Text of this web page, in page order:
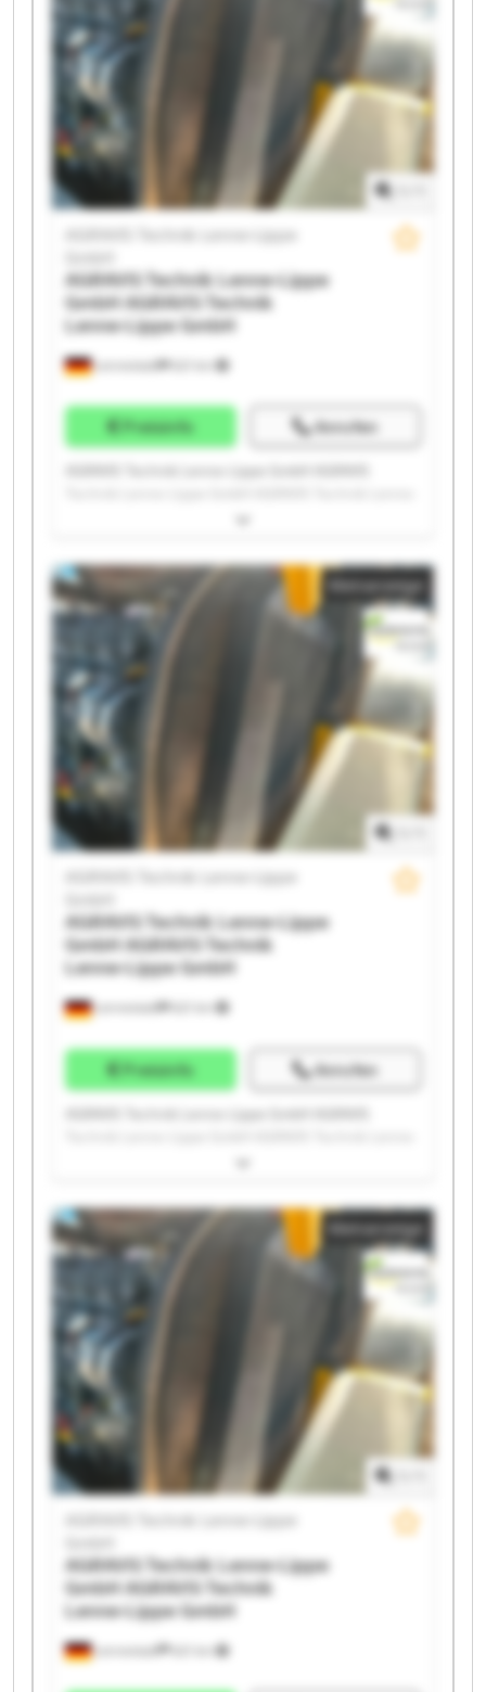
Lippe GmbH AGRAVIS Technik Lenne-Lippe GmbH
AGRAVIS Technik Lenne-Lippe GmbH AGRAVIS
Technik Lenne-Lippe GmbH AGRAVIS Technik Lenne-
Lippe GmbH AGRAVIS Technik Lenne-Lippe GmbH
AGRAVIS Technik Lenne-Lippe GmbH AGRAVIS
Technik Lenne-Lippe GmbH AGRAVIS Technik Lenne-
Lippe GmbH AGRAVIS Technik Lenne-Lippe GmbH
Lennestadt
AGRAVIS Technik Lenne-Lippe
AGRAVIS Technik Lenne-Lippe
GmbHAGRAVIS Technik
Lenne-Lippe GmbH
Preisinfo Anrufen
Lippe GmbH AGRAVIS Technik Lenne-Lippe GmbH
Technik Lenne-Lippe GmbH AGRAVIS Technik Lenne-
Lippe GmbH AGRAVIS Technik Lenne-Lippe GmbH
AGRAVIS Technik Lenne-Lippe GmbH AGRAVIS
Technik Lenne-Lippe GmbH AGRAVIS Technik Lenne-
Lippe GmbH AGRAVIS Technik Lenne-Lippe GmbH
AGRAVIS Technik Lenne-Lippe GmbH AGRAVIS
Technik Lenne-Lippe GmbH AGRAVIS Technik Lenne-
Lippe GmbH AGRAVIS Technik Lenne-Lippe GmbH
AGRAVIS Technik Lenne-Lippe GmbH AGRAVIS
Technik Lenne-Lippe GmbH AGRAVIS Technik Lenne-
Lippe GmbH AGRAVIS Technik Lenne-Lippe GmbH
Kleinanzeige
Lennestadt
AGRAVIS Technik Lenne-Lippe
AGRAVIS Technik Lenne-Lippe
GmbHAGRAVIS Technik
Lenne-Lippe GmbH
Preisinfo Anrufen
AGRAVIS Technik Lenne-Lippe GmbH AGRAVIS
Lippe GmbH AGRAVIS Technik Lenne-Lippe GmbH
Technik Lenne-Lippe GmbH AGRAVIS Technik Lenne-
Lippe GmbH AGRAVIS Technik Lenne-Lippe GmbH
AGRAVIS Technik Lenne-Lippe GmbH AGRAVIS
Technik Lenne-Lippe GmbH AGRAVIS Technik Lenne-
Lippe GmbH AGRAVIS Technik Lenne-Lippe GmbH
AGRAVIS Technik Lenne-Lippe GmbH AGRAVIS
Technik Lenne-Lippe GmbH AGRAVIS Technik Lenne-
Lippe GmbH AGRAVIS Technik Lenne-Lippe GmbH
AGRAVIS Technik Lenne-Lippe GmbH AGRAVIS
Technik Lenne-Lippe GmbH AGRAVIS Technik Lenne-
Lippe GmbH AGRAVIS Technik Lenne-Lippe GmbH
Kleinanzeige
Lennestadt
AGRAVIS Technik Lenne-Lippe
AGRAVIS Technik Lenne-Lippe
GmbHAGRAVIS Technik
Lenne-Lippe GmbH